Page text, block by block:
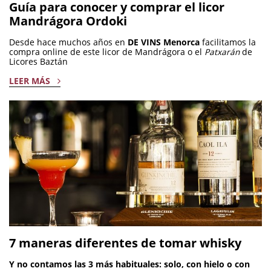
infusión de café y con macerado de hierbas en aguardiente
de orujo. Y en Licor de moras silvestres.
nos brinda la naturaleza.
La Mandrágora o Sorginsalda, ¿conoces el caldo
de las brujas?
Guía para conocer y comprar el licor
Mandrágora Ordoki
Desde hace muchos años en DE VINS Menorca facilitamos la
compra online de este licor de Mandrágora o el Patxaránde
Licores Baztán
LEER MÁS
7 maneras diferentes de tomar whisky
Y no contamos las 3 más habituales: solo, con hielo o con